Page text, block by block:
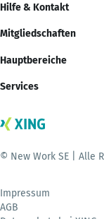
Hilfe & Kontakt
Mitgliedschaften
Hauptbereiche
Services
© New Work SE | Alle
Impressum
AGB